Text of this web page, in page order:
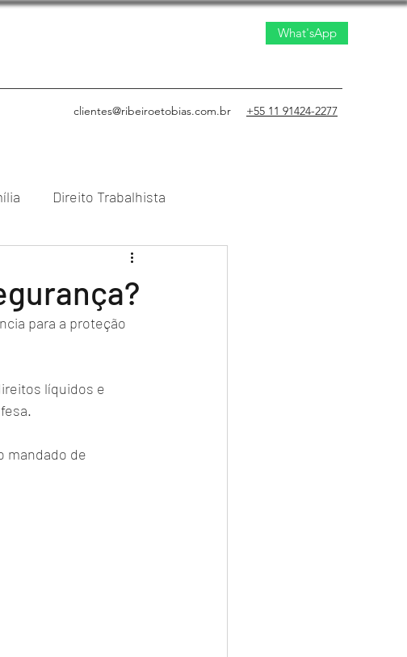
What'sApp
clientes@ribeiroetobias.com.br +55 11 91424-2277
Direito Trabalhista
para a proteção
líquidos e
mandado de